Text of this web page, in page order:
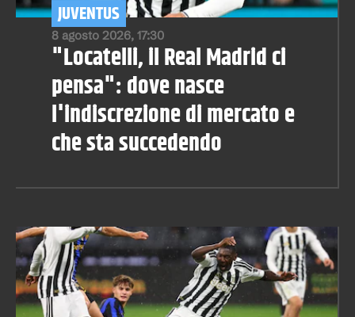
8 agosto 2026, 17:30
JUVENTUS
"Locatelli, il Real Madrid ci
pensa": dove nasce
l'indiscrezione di mercato e
che sta succedendo